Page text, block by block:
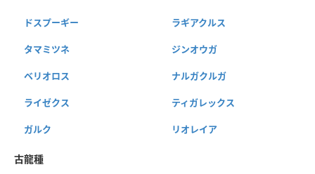
ドスプーギー ラギアクルス
タマミツネ ジンオウガ
ベリオロス ナルガクルガ
ライゼクス ティガレックス
ガルク リオレイア
古龍種